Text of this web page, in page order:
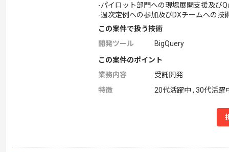
-パイロット部門への現場展開支援及び
-週次定例への参加及びDXチームへの技
この案件で扱う技術
開発ツール
BigQuery
この案件のポイント
業務内容
受託開発
特徴
20代活躍中 , 30代活躍